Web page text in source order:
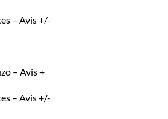
– Avis +/-
– Avis +
– Avis +/-